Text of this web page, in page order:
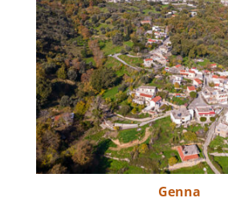
Genna